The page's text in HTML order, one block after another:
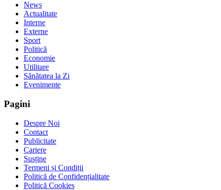
News
Actualitate
Interne
Externe
Sport
Politică
Economie
Utilitare
Sănătatea la Zi
Evenimente
Pagini
Despre Noi
Contact
Publicitate
Cariere
Susține
Termeni și Condiții
Politică de Confidențialitate
Politică Cookies